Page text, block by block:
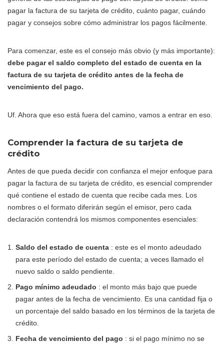
pagar la factura de su tarjeta de crédito, cuánto pagar, cuándo
pagar y consejos sobre cómo administrar los pagos fácilmente.
Para comenzar, este es el consejo más obvio (y más importante):
debe pagar el saldo completo del estado de cuenta en la
factura de su tarjeta de crédito antes de la fecha de
vencimiento del pago.
Uf. Ahora que eso está fuera del camino, vamos a entrar en eso.
Comprender la factura de su tarjeta de
crédito
Antes de que pueda decidir con confianza el mejor enfoque para
pagar la factura de su tarjeta de crédito, es esencial comprender
qué contiene el estado de cuenta que recibe cada mes. Los
nombres o el formato diferirán según el emisor, pero cada
declaración contendrá los mismos componentes esenciales:
Saldo del estado de cuenta : este es el monto adeudado
para este período del estado de cuenta; a veces llamado el
nuevo saldo o saldo pendiente.
Pago mínimo adeudado : el monto más bajo que puede
pagar antes de la fecha de vencimiento. Es una cantidad fija o
un porcentaje del saldo basado en los términos de la tarjeta de
crédito.
Fecha de vencimiento del pago : si el pago mínimo no se